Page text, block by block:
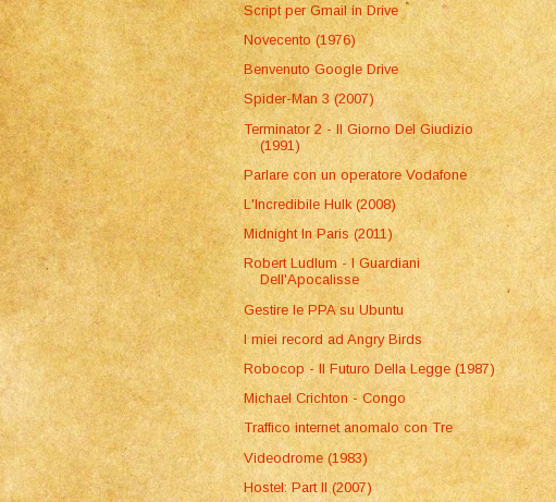
Script per Gmail in Drive
Novecento (1976)
Benvenuto Google Drive
Spider-Man 3 (2007)
Terminator 2 - Il Giorno Del Giudizio
(1991)
Parlare con un operatore Vodafone
L'Incredibile Hulk (2008)
Midnight In Paris (2011)
Robert Ludlum - I Guardiani
Dell'Apocalisse
Gestire le PPA su Ubuntu
I miei record ad Angry Birds
Robocop - Il Futuro Della Legge (1987)
Michael Crichton - Congo
Traffico internet anomalo con Tre
Videodrome (1983)
Hostel: Part II (2007)